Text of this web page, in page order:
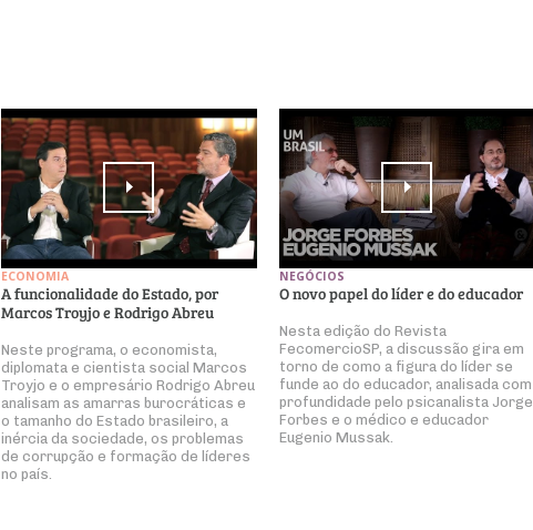
ECONOMIA
A funcionalidade do Estado, por
Marcos Troyjo e Rodrigo Abreu
Neste programa, o economista,
diplomata e cientista social Marcos
Troyjo e o empresário Rodrigo Abreu
analisam as amarras burocráticas e
o tamanho do Estado brasileiro, a
inércia da sociedade, os problemas
de corrupção e formação de líderes
no país.
NEGÓCIOS
O novo papel do líder e do educador
Nesta edição do Revista
FecomercioSP, a discussão gira em
torno de como a figura do líder se
funde ao do educador, analisada com
profundidade pelo psicanalista Jorge
Forbes e o médico e educador
Eugenio Mussak.